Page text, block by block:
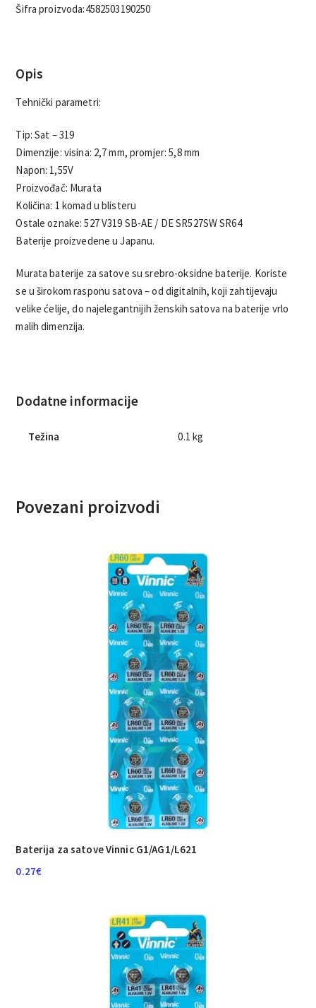
Šifra proizvoda:4582503190250
Opis
Tehnički parametri:
Tip: Sat – 319
Dimenzije: visina: 2,7 mm, promjer: 5,8 mm
Napon: 1,55V
Proizvođač: Murata
Količina: 1 komad u blisteru
Ostale oznake: 527 V319 SB-AE / DE SR527SW SR64
Baterije proizvedene u Japanu.
Murata baterije za satove su srebro-oksidne baterije. Koriste
se u širokom rasponu satova – od digitalnih, koji zahtijevaju
velike ćelije, do najelegantnijih ženskih satova na baterije vrlo
malih dimenzija.
Dodatne informacije
Težina 0.1 kg
Povezani proizvodi
Baterija za satove Vinnic G1/AG1/L621
0.27€